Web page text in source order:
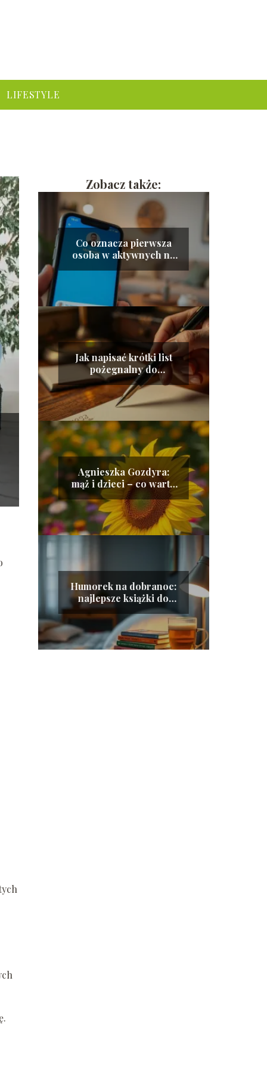
LIFESTYLE
Zobacz także:
Co oznacza pierwsza
osoba w aktywnych na
Messengerze?
Jak napisać krótki list
pożegnalny do
ukochanej osoby?
Agnieszka Gozdyra:
mąż i dzieci – co warto
wiedzieć?
Humorek na dobranoc:
najlepsze książki do
czytania przed snem